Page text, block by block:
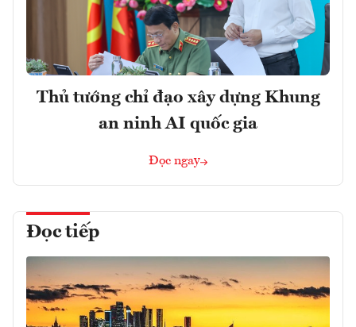
Thủ tướng chỉ đạo xây dựng Khung
an ninh AI quốc gia
Đọc ngay
Đọc tiếp